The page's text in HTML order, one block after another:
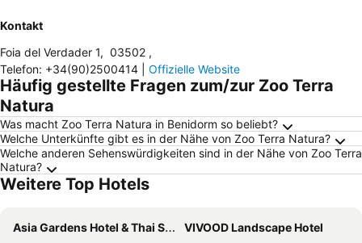
Kontakt
Foia del Verdader 1, 03502 ,
Telefon: +34(90)2500414 Offizielle Website
Häufig gestellte Fragen zum/zur Zoo Terra
Natura
Was macht Zoo Terra Natura in Benidorm so beliebt?
Welche Unterkünfte gibt es in der Nähe von Zoo Terra Natura?
Welche anderen Sehenswürdigkeiten sind in der Nähe von Zoo Terra
Natura?
Weitere Top Hotels
Asia Gardens Hotel & Thai Spa, a Royal Hideaway Hotel
VIVOOD Landscape Hotel